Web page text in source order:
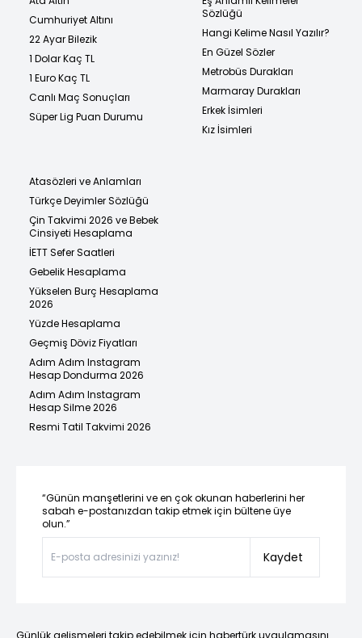
Cumhuriyet Altını
22 Ayar Bilezik
1 Dolar Kaç TL
1 Euro Kaç TL
Canlı Maç Sonuçları
Süper Lig Puan Durumu
Sözlüğü
Hangi Kelime Nasıl Yazılır?
En Güzel Sözler
Metrobüs Durakları
Marmaray Durakları
Erkek İsimleri
Kız İsimleri
Atasözleri ve Anlamları
Türkçe Deyimler Sözlüğü
Çin Takvimi 2026 ve Bebek
Cinsiyeti Hesaplama
İETT Sefer Saatleri
Gebelik Hesaplama
Yükselen Burç Hesaplama
2026
Yüzde Hesaplama
Geçmiş Döviz Fiyatları
Adım Adım Instagram
Hesap Dondurma 2026
Adım Adım Instagram
Hesap Silme 2026
Resmi Tatil Takvimi 2026
“Günün manşetlerini ve en çok okunan haberlerini her
sabah e-postanızdan takip etmek için bültene üye
olun.”
Kaydet
Günlük gelişmeleri takip edebilmek için habertürk uygulamasını